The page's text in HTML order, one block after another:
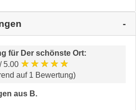
für Der schönste Ort:
/ 5.00 ★★★★★
auf 1 Bewertung)
aus B.